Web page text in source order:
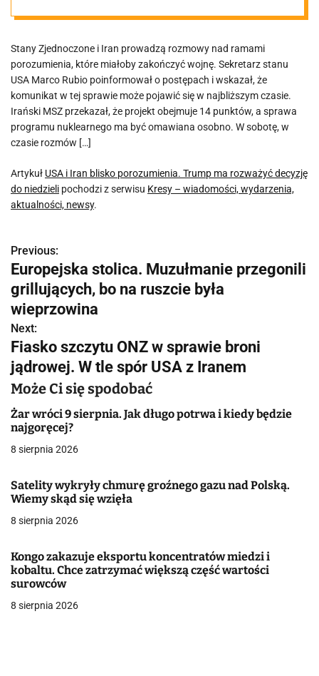
rozważyć
decyzję do
niedzieli
Stany Zjednoczone i Iran prowadzą rozmowy nad ramami
porozumienia, które miałoby zakończyć wojnę. Sekretarz stanu
USA Marco Rubio poinformował o postępach i wskazał, że
komunikat w tej sprawie może pojawić się w najbliższym czasie.
Irański MSZ przekazał, że projekt obejmuje 14 punktów, a sprawa
programu nuklearnego ma być omawiana osobno. W sobotę, w
czasie rozmów […]
Artykuł USA i Iran blisko porozumienia. Trump ma rozważyć decyzję
do niedzieli pochodzi z serwisu Kresy – wiadomości, wydarzenia,
aktualności, newsy.
N
a
w
i
g
a
c
j
w
p
i
s
u
Previous:
Europejska stolica. Muzułmanie przegonili
grillujących, bo na ruszcie była
wieprzowina
Next:
Fiasko szczytu ONZ w sprawie broni
jądrowej. W tle spór USA z Iranem
Może Ci się spodobać
Żar wróci 9 sierpnia. Jak długo potrwa i kiedy będzie
najgoręcej?
8 sierpnia 2026
Satelity wykryły chmurę groźnego gazu nad Polską.
Wiemy skąd się wzięła
8 sierpnia 2026
Kongo zakazuje eksportu koncentratów miedzi i
kobaltu. Chce zatrzymać większą część wartości
surowców
8 sierpnia 2026